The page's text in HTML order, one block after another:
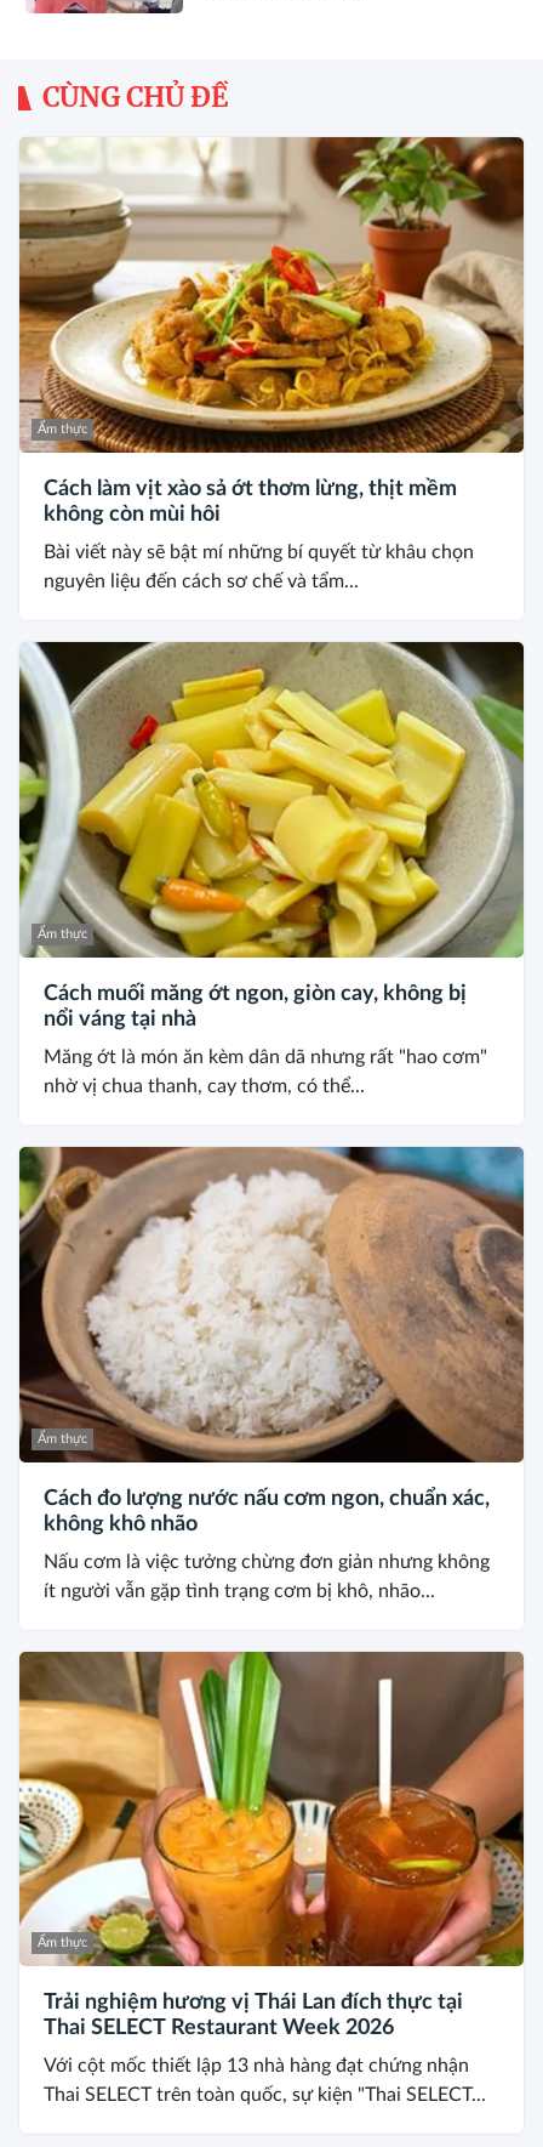
CÙNG CHỦ ĐỀ
Ẩm thực
Cách làm vịt xào sả ớt thơm lừng, thịt mềm
không còn mùi hôi
Bài viết này sẽ bật mí những bí quyết từ khâu chọn
nguyên liệu đến cách sơ chế và tẩm...
Ẩm thực
Cách muối măng ớt ngon, giòn cay, không bị
nổi váng tại nhà
Măng ớt là món ăn kèm dân dã nhưng rất "hao cơm"
nhờ vị chua thanh, cay thơm, có thể...
Ẩm thực
Cách đo lượng nước nấu cơm ngon, chuẩn xác,
không khô nhão
Nấu cơm là việc tưởng chừng đơn giản nhưng không
ít người vẫn gặp tình trạng cơm bị khô, nhão...
Ẩm thực
Trải nghiệm hương vị Thái Lan đích thực tại
Thai SELECT Restaurant Week 2026
Với cột mốc thiết lập 13 nhà hàng đạt chứng nhận
Thai SELECT trên toàn quốc, sự kiện "Thai SELECT...